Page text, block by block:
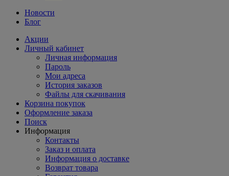
Новости
Блог
Акции
Личный кабинет
Личная информация
Пароль
Мои адреса
История заказов
Файлы для скачивания
Корзина покупок
Оформление заказа
Поиск
Информация
Контакты
Заказ и оплата
Информация о доставке
Возврат товара